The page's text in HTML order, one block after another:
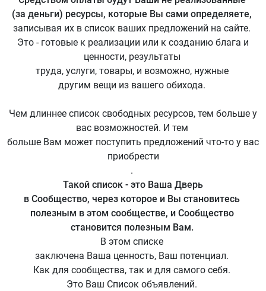
(за деньги) ресурсы, которые Вы сами определяете,
записывая их в список ваших предложений на сайте.
Это - готовые к реализации или к созданию блага и
ценности, результаты
труда, услуги, товары, и возможно, нужные
другим вещи из вашего обихода.
Чем длиннее список свободных ресурсов, тем больше у
вас возможностей. И тем
больше Вам может поступить предложений что-то у вас
приобрести
.
Такой список - это Ваша Дверь
в Сообщество, через которое и Вы становитесь
полезным в этом сообществе, и Сообщество
становится полезным Вам.
В этом списке
заключена Ваша ценность, Ваш потенциал.
Как для сообщества, так и для самого себя.
Это Ваш Список объявлений.